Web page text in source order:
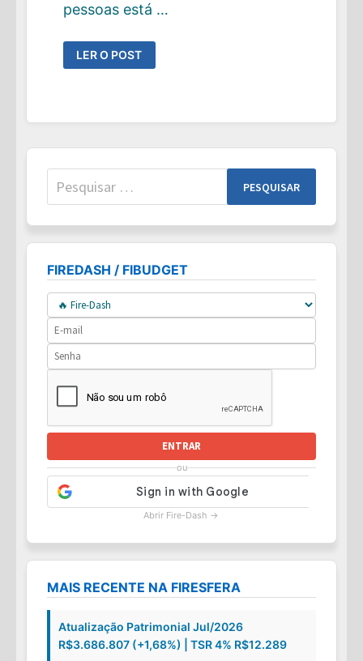
pessoas está …
5
MANEIRAS
DE
PERCEBER
LER O POST
Pesquisar
por:
FIREDASH / FIBUDGET
ENTRAR
ou
Abrir Fire-Dash →
MAIS RECENTE NA FIRESFERA
Atualização Patrimonial Jul/2026
R$3.686.807 (+1,68%) | TSR 4% R$12.289